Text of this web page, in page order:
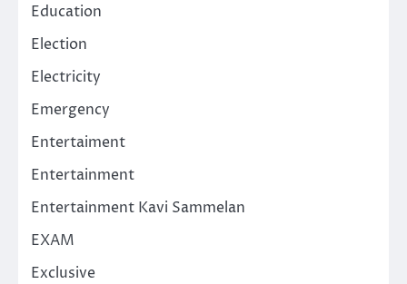
Education
Election
Electricity
Emergency
Entertaiment
Entertainment
Entertainment Kavi Sammelan
EXAM
Exclusive